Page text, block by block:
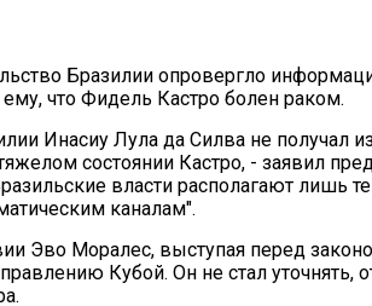
Бразилии опровергло
что Фидель Кастро болен раком.
Инасиу Лула да Силва не получал
состоянии Кастро, - заявил
власти располагают лишь
каналам".
Эво Моралес, выступая перед
Кубой. Он не стал уточнять,